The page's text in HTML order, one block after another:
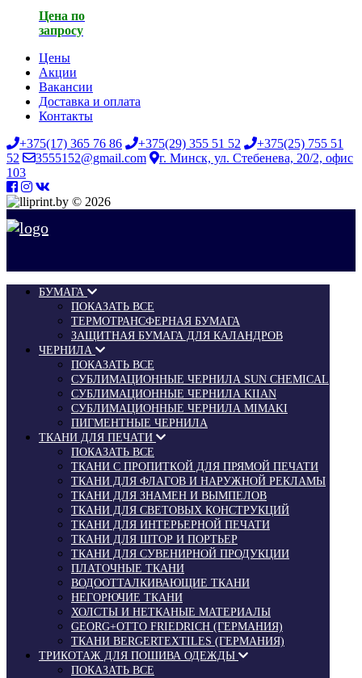
Цена по
запросу
Цены
Акции
Вакансии
Доставка и оплата
Контакты
+375(17) 365 76 86
+375(29) 355 51 52
+375(25) 755 51
52
3555152@gmail.com
г. Минск, ул. Стебенева, 20/2, офис
103
© 2026
БУМАГА
ПОКАЗАТЬ ВСЕ
ТЕРМОТРАНСФЕРНАЯ БУМАГА
ЗАЩИТНАЯ БУМАГА ДЛЯ КАЛАНДРОВ
ЧЕРНИЛА
ПОКАЗАТЬ ВСЕ
СУБЛИМАЦИОННЫЕ ЧЕРНИЛА SUN CHEMICAL
СУБЛИМАЦИОННЫЕ ЧЕРНИЛА KIIAN
СУБЛИМАЦИОННЫЕ ЧЕРНИЛА MIMAKI
ПИГМЕНТНЫЕ ЧЕРНИЛА
ТКАНИ ДЛЯ ПЕЧАТИ
ПОКАЗАТЬ ВСЕ
ТКАНИ С ПРОПИТКОЙ ДЛЯ ПРЯМОЙ ПЕЧАТИ
ТКАНИ ДЛЯ ФЛАГОВ И НАРУЖНОЙ РЕКЛАМЫ
ТКАНИ ДЛЯ ЗНАМЕН И ВЫМПЕЛОВ
ТКАНИ ДЛЯ СВЕТОВЫХ КОНСТРУКЦИЙ
ТКАНИ ДЛЯ ИНТЕРЬЕРНОЙ ПЕЧАТИ
ТКАНИ ДЛЯ ШТОР И ПОРТЬЕР
ТКАНИ ДЛЯ СУВЕНИРНОЙ ПРОДУКЦИИ
ПЛАТОЧНЫЕ ТКАНИ
ВОДООТТАЛКИВАЮЩИЕ ТКАНИ
НЕГОРЮЧИЕ ТКАНИ
ХОЛСТЫ И НЕТКАНЫЕ МАТЕРИАЛЫ
GEORG+OTTO FRIEDRICH (ГЕРМАНИЯ)
ТКАНИ BERGERTEXTILES (ГЕРМАНИЯ)
ТРИКОТАЖ ДЛЯ ПОШИВА ОДЕЖДЫ
ПОКАЗАТЬ ВСЕ